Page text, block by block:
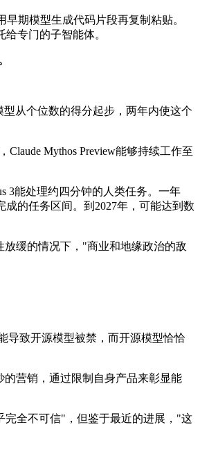
期模型生成代码片段再复制粘贴。
专门的子智能体。
从个位数的得分起步，两年内使这个
Mythos Preview能够持续工作至
3能处理约四分钟的人类任务。一年
成的任务区间。到2027年，可能达到数
缓的情况下，"商业和地缘政治的敌
导致开源模型被禁，而开源模型恰恰
营销，通过限制自身产品来彰显能
完全不可信"，但鉴于最近的进展，"这